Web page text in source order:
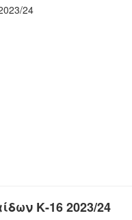
24
Κ-16 2023/24